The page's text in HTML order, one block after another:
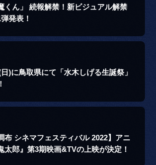
くん」 続報解禁！新ビジュアル解禁
発表！
)に鳥取県にて「水木しげる生誕祭」
布 シネマフェスティバル 2022】アニ
太郎』第3期映画&TVの上映が決定！